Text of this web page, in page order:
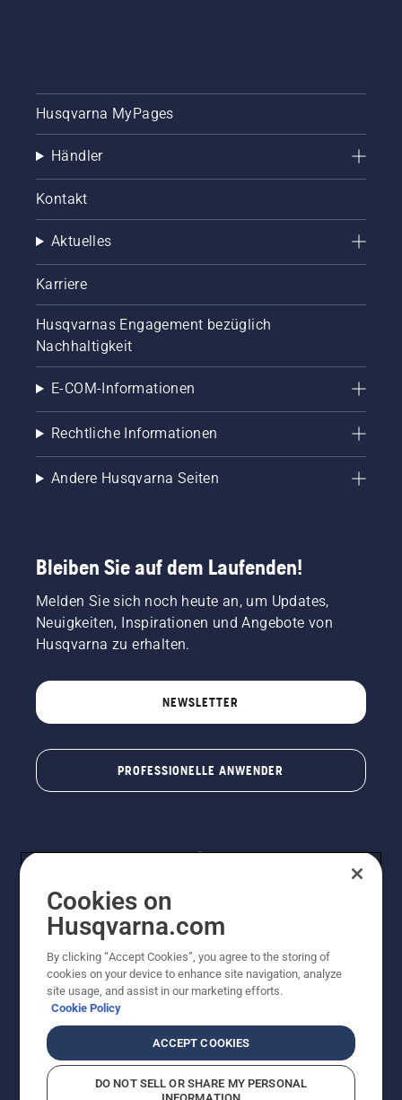
Husqvarna MyPages
Händler
Kontakt
Aktuelles
Karriere
Husqvarnas Engagement bezüglich
Nachhaltigkeit
E-COM-Informationen
Rechtliche Informationen
Andere Husqvarna Seiten
Bleiben Sie auf dem Laufenden!
Melden Sie sich noch heute an, um Updates,
Neuigkeiten, Inspirationen und Angebote von
Husqvarna zu erhalten.
NEWSLETTER
PROFESSIONELLE ANWENDER
© Husqvarna® AB (publ). Alle Rechte vorbehalten. Die
Preisangaben sind unverbindliche Preisempfehlungen
von Husqvarna Schweiz AG an den teilnehmenden
Fachhandel, Preise in CHF inklusive 8,1% MWST und
unverbindliche Preisempfehlungen (inkl. MwSt), es sei
denn sie sind für den direkten Kauf verfügbar.
Cookie-RichtlinieNutzungsbedingungen Datenschutzerklärung
Cookies on
Husqvarna.com
By clicking “Accept Cookies”, you agree to the storing of
cookies on your device to enhance site navigation, analyze
site usage, and assist in our marketing efforts.
Cookie Policy
ACCEPT COOKIES
DO NOT SELL OR SHARE MY PERSONAL